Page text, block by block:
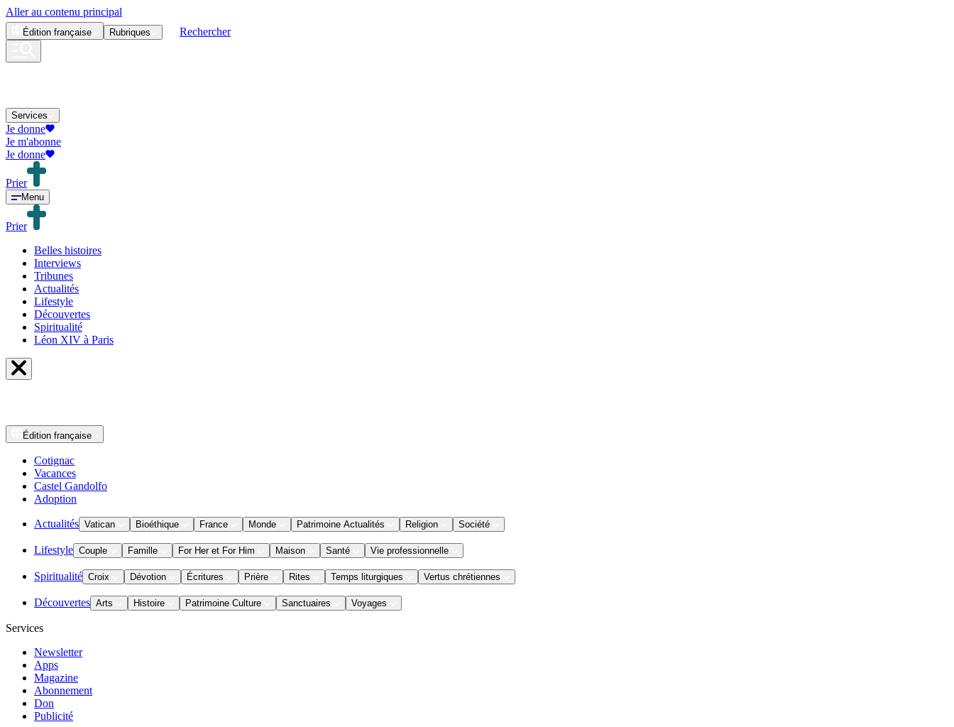
Aller au contenu principal
Édition française Rubriques Rechercher
Services
Je donne
Je m'abonne
Je donne
Prier
Menu
Prier
Belles histoires
Interviews
Tribunes
Actualités
Lifestyle
Découvertes
Spiritualité
Léon XIV à Paris
Édition française
Cotignac
Vacances
Castel Gandolfo
Adoption
Actualités Vatican Bioéthique France Monde Patrimoine Actualités Religion Société
Lifestyle Couple Famille For Her et For Him Maison Santé Vie professionnelle
Spiritualité Croix Dévotion Écritures Prière Rites Temps liturgiques Vertus chrétiennes
Découvertes Arts Histoire Patrimoine Culture Sanctuaires Voyages
Services
Newsletter
Apps
Magazine
Abonnement
Don
Publicité